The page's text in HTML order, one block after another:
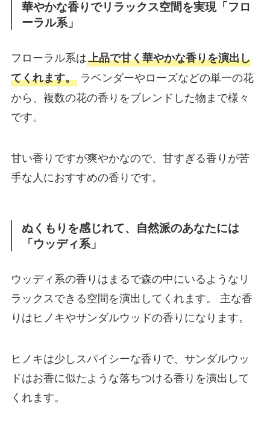
華やかな香りでリラックス空間を実現「フロ
ーラル系」
フローラル系は上品で甘く華やかな香りを演出し
てくれます。ラベンダーやローズなどの単一の花
から、複数の花の香りをブレンドした物まで様々
です。
甘い香りですが爽やかなので、甘すぎる香りが苦
手な人におすすめの香りです。
ぬくもりを感じれて、自然派のあなたには
「ウッディ系」
ウッディ系の香りはまるで森の中にいるようなリ
ラックスできる空間を演出してくれます。 主な香
りはヒノキやサンダルウッドの香りになります。
ヒノキは少しスパイシーな香りで、サンダルウッ
ドはお香に似たような落ちつける香りを演出して
くれます。